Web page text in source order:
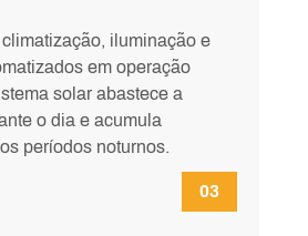
iluminação e
em operação
solar abastece a
o dia e acumula
períodos noturnos.